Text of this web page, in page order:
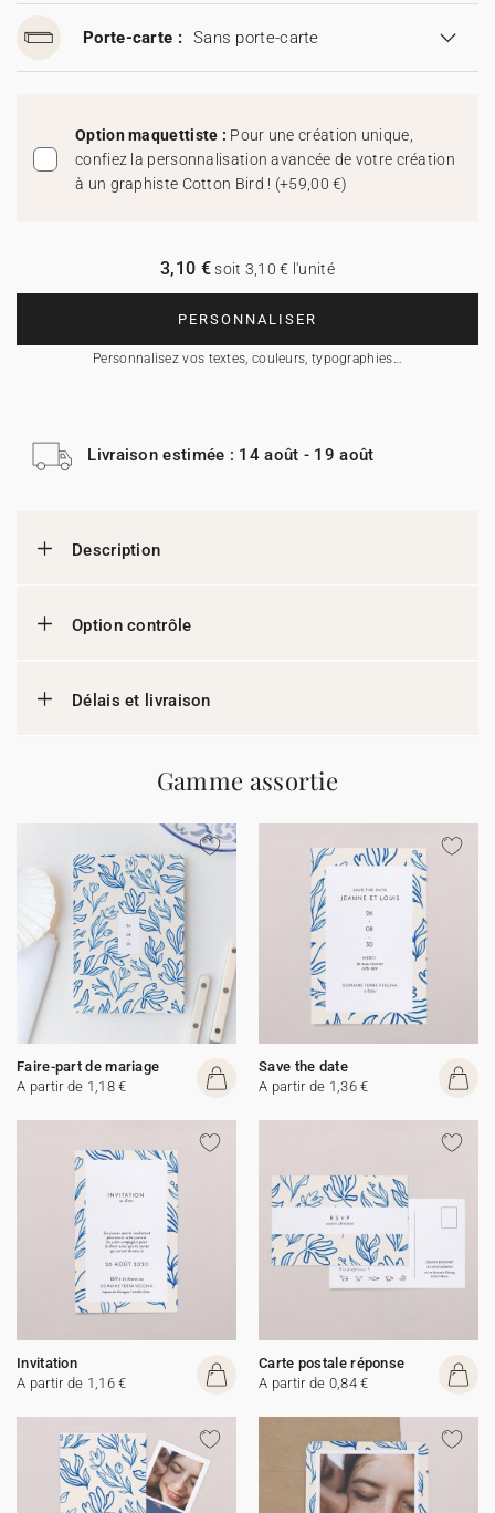
Porte-carte : Sans porte-carte
Option maquettiste : Pour une création unique,
confiez la personnalisation avancée de votre création
à un graphiste Cotton Bird ! (+59,00 €)
PERSONNALISER
Personnalisez vos textes, couleurs, typographies…
3,10 €soit 3,10 € l'unité
Livraison estimée : 14 août - 19 août
Description
Option contrôle
Délais et livraison
Gamme assortie
Faire-part de mariage
A partir de 1,18 €
Save the date
A partir de 1,36 €
Invitation
A partir de 1,16 €
Carte postale réponse
A partir de 0,84 €